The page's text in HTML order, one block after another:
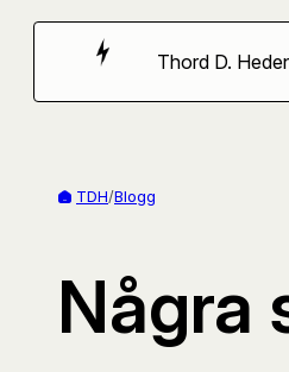
Hoppa
Thord D.
TDH/Blogg
Några